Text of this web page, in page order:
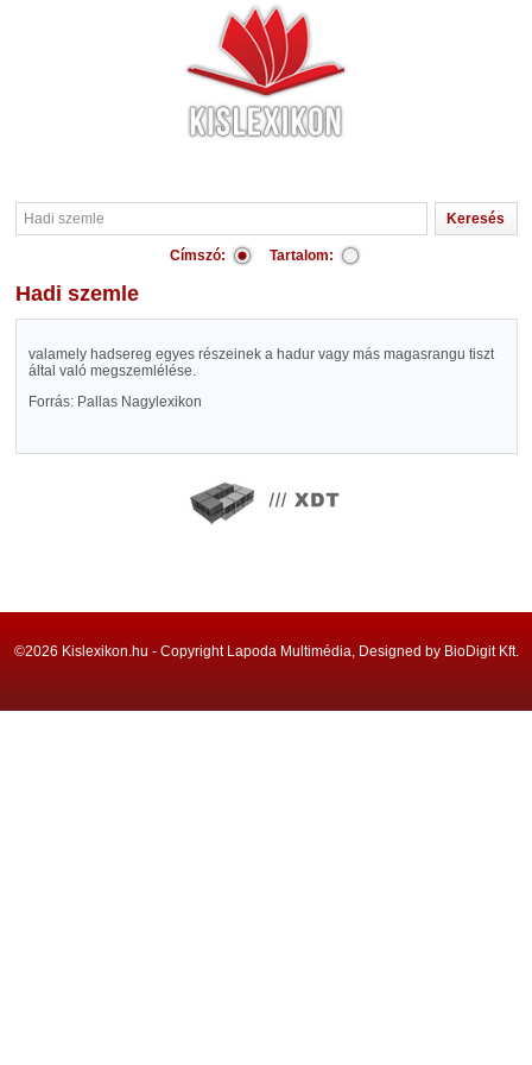
Címszó: Tartalom:
Hadi szemle
valamely hadsereg egyes részeinek a hadur vagy más magasrangu tiszt
által való megszemlélése.
Forrás: Pallas Nagylexikon
©2026 Kislexikon.hu - Copyright Lapoda Multimédia, Designed by BioDigit Kft.